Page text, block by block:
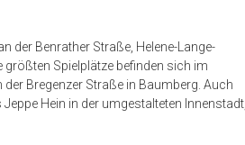
der Benrather Straße, Helene-Lange-
größten Spielplätze befinden sich im
Bregenzer Straße in Baumberg. Auch
Hein in der umgestalteten Innenstadt,